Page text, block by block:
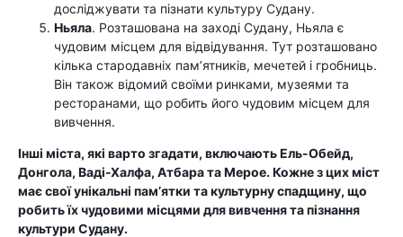
досліджувати та пізнати культуру Судану.
Ньяла. Розташована на заході Судану, Ньяла є
чудовим місцем для відвідування. Тут розташовано
кілька стародавніх пам’ятників, мечетей і гробниць.
Він також відомий своїми ринками, музеями та
ресторанами, що робить його чудовим місцем для
вивчення.
Інші міста, які варто згадати, включають Ель-Обейд,
Донгола, Ваді-Халфа, Атбара та Мерое. Кожне з цих міст
має свої унікальні пам’ятки та культурну спадщину, що
робить їх чудовими місцями для вивчення та пізнання
культури Судану.